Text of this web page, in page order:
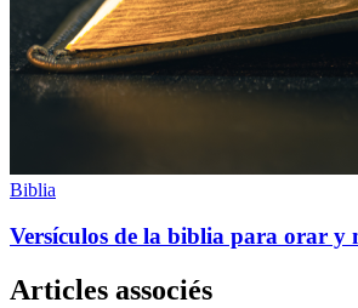
Biblia
Versículos de la biblia para orar y
Articles associés